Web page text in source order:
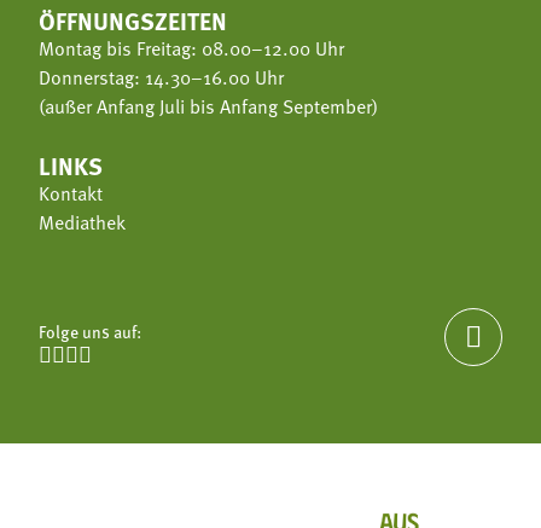
ÖFFNUNGSZEITEN
Montag bis Freitag: 08.00–12.00 Uhr
Donnerstag: 14.30–16.00 Uhr
(außer Anfang Juli bis Anfang September)
LINKS
Kontakt
Mediathek
Folge uns auf:

